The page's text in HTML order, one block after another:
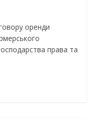
оренди
права та